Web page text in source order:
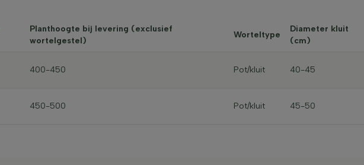
Planthoogte bij levering (exclusief
wortelgestel)
Worteltype
Diameter kluit
(cm)
400-450 Pot/kluit 40-45
450-500 Pot/kluit 45-50